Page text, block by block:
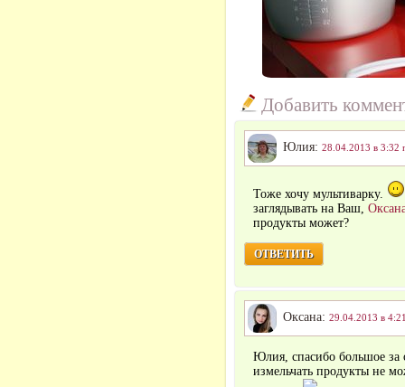
Добавить
Юлия: 28.04.2013 в 3:32
Тоже хочу мультиварку.
заглядывать на Ваш,
продукты может?
ОТВЕТИТЬ
Оксана: 29.04.2013 в
Юлия, спасибо большое
измельчать продукты не